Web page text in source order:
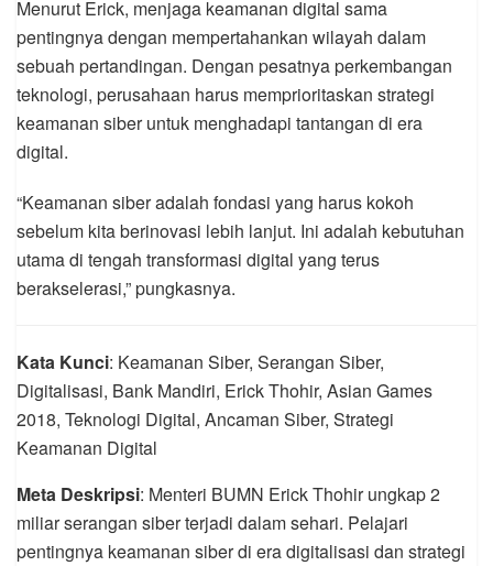
Menurut Erick, menjaga keamanan digital sama
pentingnya dengan mempertahankan wilayah dalam
sebuah pertandingan. Dengan pesatnya perkembangan
teknologi, perusahaan harus memprioritaskan strategi
keamanan siber untuk menghadapi tantangan di era
digital.
“Keamanan siber adalah fondasi yang harus kokoh
sebelum kita berinovasi lebih lanjut. Ini adalah kebutuhan
utama di tengah transformasi digital yang terus
berakselerasi,” pungkasnya.
Kata Kunci: Keamanan Siber, Serangan Siber,
Digitalisasi, Bank Mandiri, Erick Thohir, Asian Games
2018, Teknologi Digital, Ancaman Siber, Strategi
Keamanan Digital
Meta Deskripsi: Menteri BUMN Erick Thohir ungkap 2
miliar serangan siber terjadi dalam sehari. Pelajari
pentingnya keamanan siber di era digitalisasi dan strategi